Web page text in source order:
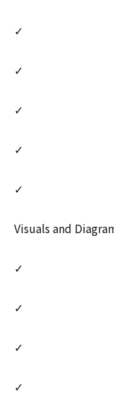
✓
✓
✓
✓
✓
Visuals and
✓
✓
✓
✓